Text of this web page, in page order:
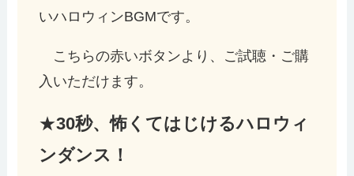
いハロウィンBGMです。
こちらの赤いボタンより、ご試聴・ご購
入いただけます。
★30秒、怖くてはじけるハロウィ
ンダンス！